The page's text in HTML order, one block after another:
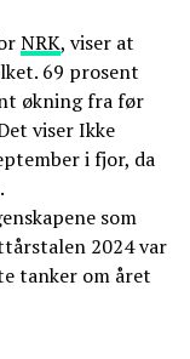
NRK, viser at
69 prosent
økning fra før
viser Ikke
i fjor, da
som
2024 var
tanker om året